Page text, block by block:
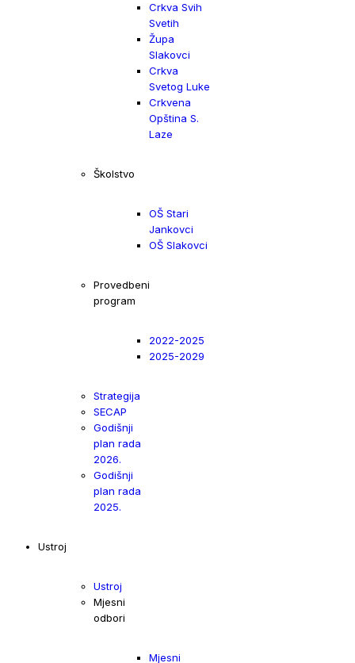
Crkva Svih
Svetih
Župa
Slakovci
Crkva
Svetog Luke
Crkvena
Opština S.
Laze
Školstvo
OŠ Stari
Jankovci
OŠ Slakovci
Provedbeni
program
2022-2025
2025-2029
Strategija
SECAP
Godišnji
plan rada
2026.
Godišnji
plan rada
2025.
Ustroj
Ustroj
Mjesni
odbori
Mjesni